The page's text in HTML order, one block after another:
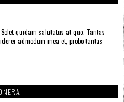
quidam salutatus at quo. Tantas
admodum mea et, probo tantas